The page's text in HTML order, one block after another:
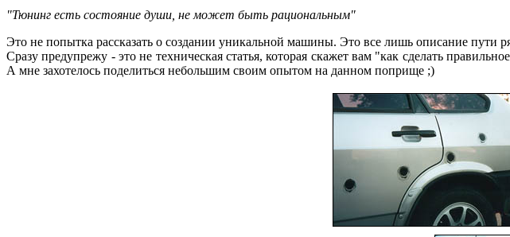
"Тюнинг есть состояние души, не может быть рациональным"
Это не попытка рассказать о создании уникальной машины. Это все лишь описание
Сразу предупрежу - это не техническая статья, которая скажет вам "как сделать
А мне захотелось поделиться небольшим своим опытом на данном поприще ;)